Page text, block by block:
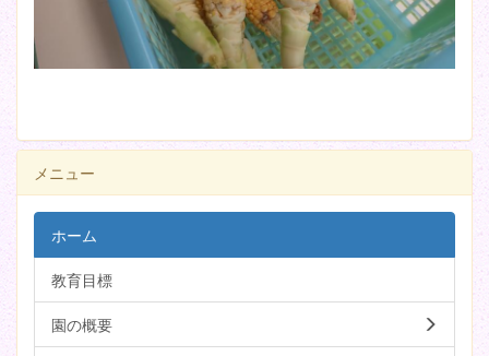
メニュー
ホーム
教育目標
園の概要